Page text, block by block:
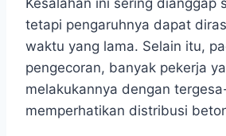
Kesalahan ini sering dianggap
tetapi pengaruhnya dapat
waktu yang lama. Selain itu,
pengecoran, banyak pekerja
melakukannya dengan
memperhatikan distribusi